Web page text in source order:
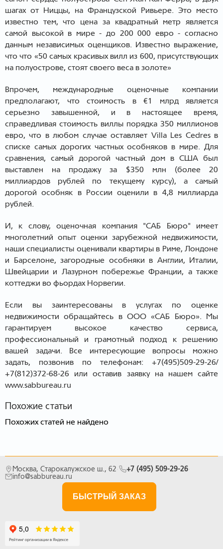
шагах от Ниццы, на Французской Ривьере. Это место
известно тем, что цена за квадратный метр является
самой высокой в мире - до 200 000 евро - согласно
данным независимых оценщиков. Известно выражение,
что что «50 самых красивых вилл из 600, присутствующих
на полуострове, стоят своего веса в золоте»
Впрочем, международные оценочные компании
предполагают, что стоимость в €1 млрд является
серьезно завышенной, и в настоящее время,
справедливая стоимость виллы порядка 350 миллионов
евро, что в любом случае оставляет Villa Les Cedres в
списке самых дорогих частных особняков в мире. Для
сравнения, самый дорогой частный дом в США был
выставлен на продажу за $350 млн (более 20
миллиардов рублей по текущему курсу), а самый
дорогой особняк в России оценили в 4,8 миллиарда
рублей.
И, к слову, оценочная компания "САБ Бюро" имеет
многолетний опыт оценки зарубежной недвижимости,
наши специалисты оценивали квартиры в Риме, Лондоне
и Барселоне, загородные особняки в Англии, Италии,
Швейцарии и Лазурном побережье Франции, а также
коттеджи во фьордах Норвегии.
Если вы заинтересованы в услугах по оценке
недвижимости обращайтесь в ООО «САБ Бюро». Мы
гарантируем высокое качество сервиса,
профессиональный и грамотный подход к решению
вашей задачи. Все интересующие вопросы можно
задать, позвонив по телефонам: +7(495)509-29-26/
+7(812)372-68-26 или оставив заявку на нашем сайте
www.sabbureau.ru
Похожие статьи
Похожих статей не найдено
Москва, Старокалужское ш., 62 · +7 (495) 509-29-26·
info@sabbureau.ru
БЫСТРЫЙ ЗАКАЗ